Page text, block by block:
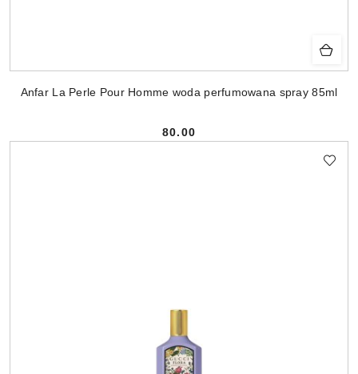
Anfar La Perle Pour Homme woda perfumowana spray 85ml
Cena:
80.00